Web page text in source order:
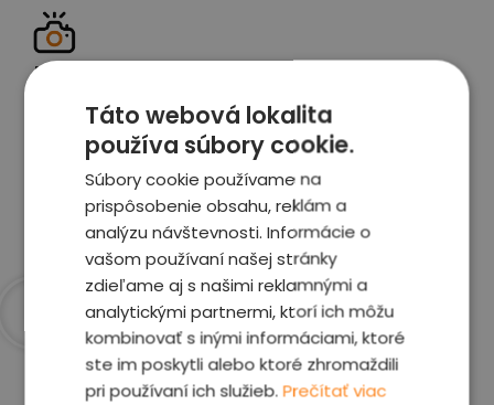
Detailné foto aj video
Celé auto z exteriéru aj interiéru nafotíme
vrátane závad a poškodení
Zobraziť report
Prečo sme najlepšia
Táto webová lokalita
používa súbory cookie.
Súbory cookie používame na
prispôsobenie obsahu, reklám a
analýzu návštevnosti. Informácie o
vašom používaní našej stránky
zdieľame aj s našimi reklamnými a
analytickými partnermi, ktorí ich môžu
kombinovať s inými informáciami, ktoré
ste im poskytli alebo ktoré zhromaždili
pri používaní ich služieb.Prečítať viac